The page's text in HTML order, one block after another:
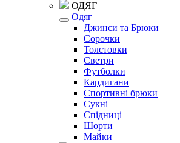
ОДЯГ
Одяг
Джинси та Брюки
Сорочки
Толстовки
Светри
Футболки
Кардигани
Спортивні брюки
Сукні
Спідниці
Шорти
Майки